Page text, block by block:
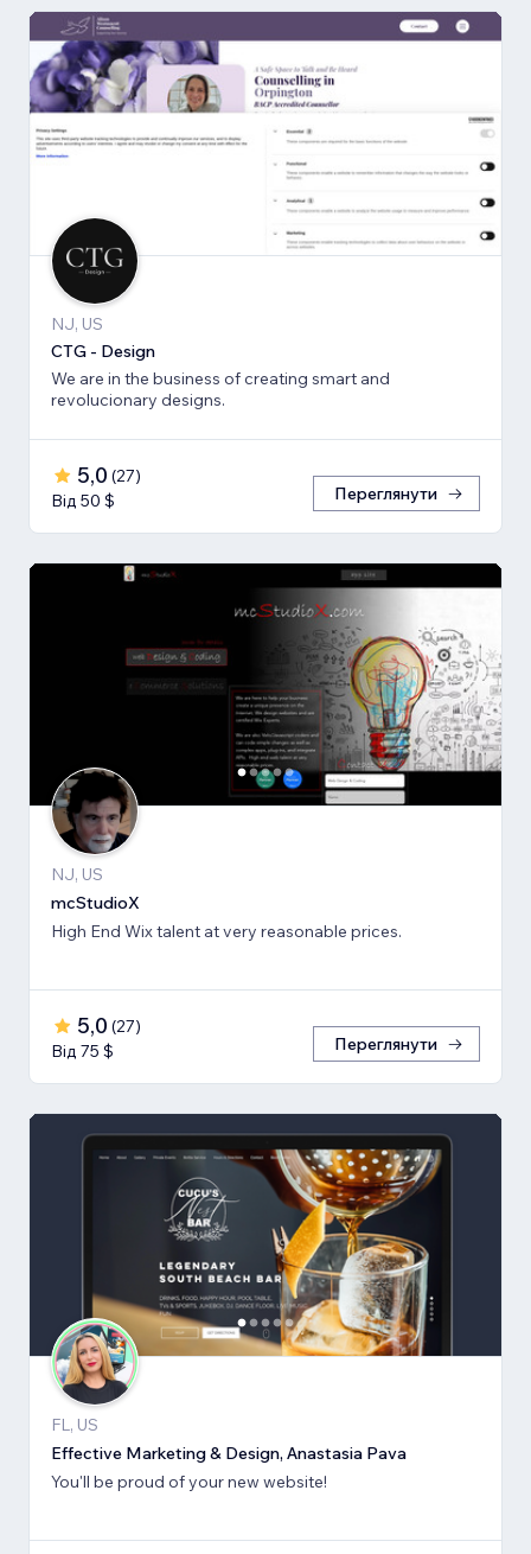
NJ, US
CTG - Design
We are in the business of creating smart and
revolucionary designs.
5,0 (27)
Від 50 $
Переглянути
NJ, US
mcStudioX
High End Wix talent at very reasonable prices.
5,0 (27)
Від 75 $
Переглянути
FL, US
Effective Marketing & Design, Anastasia Pava
You'll be proud of your new website!